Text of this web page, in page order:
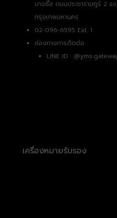
บางซื่อ ถนนประชาราษฎร์ 2 แ
กรุงเทพมหานคร
02-096-6595 Ext. 1
ช่องทางการติดต่อ
LINE ID :
เครื่องหมายรับรอง